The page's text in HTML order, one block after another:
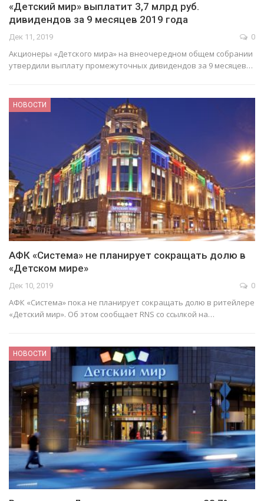
«Детский мир» выплатит 3,7 млрд руб.
дивидендов за 9 месяцев 2019 года
Дек 11, 2019 0
Акционеры «Детского мира» на внеочередном общем собрании
утвердили выплату промежуточных дивидендов за 9 месяцев…
НОВОСТИ
АФК «Система» не планирует сокращать долю в
«Детском мире»
Дек 10, 2019 0
АФК «Система» пока не планирует сокращать долю в ритейлере
«Детский мир». Об этом сообщает RNS со ссылкой на…
НОВОСТИ